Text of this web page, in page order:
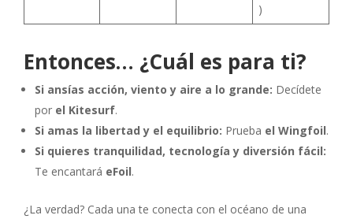
)
Entonces… ¿Cuál es para ti?
Si ansías acción, viento y aire a lo grande: Decídete
por el Kitesurf.
Si amas la libertad y el equilibrio: Prueba el Wingfoil.
Si quieres tranquilidad, tecnología y diversión fácil:
Te encantará eFoil.
¿La verdad? Cada una te conecta con el océano de una